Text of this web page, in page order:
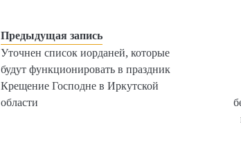
Предыдущая запись
Уточнен список иорданей, которые
будут функционировать в праздник
Крещение Господне в Иркутской
области